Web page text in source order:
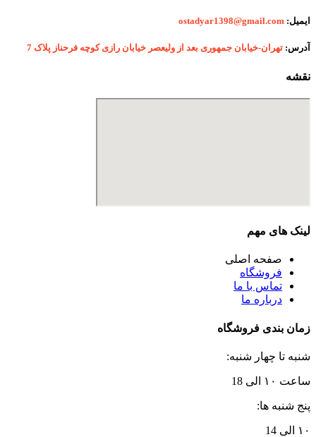
ایمیل: ostadyar1398@gmail.com
آدرس: تهران-خیابان جمهوری بعد از ولیعصر خیابان رازی کوچه فرحناز پلاک 7
نقشه
لینک های مهم
صفحه اصلی
فروشگاه
تماس با ما
درباره ما
زمان بندی فروشگاه
شنبه تا چهار شنبه:
ساعت ۱۰ الی 18
پنج شنبه ها:
۱۰ الی 14